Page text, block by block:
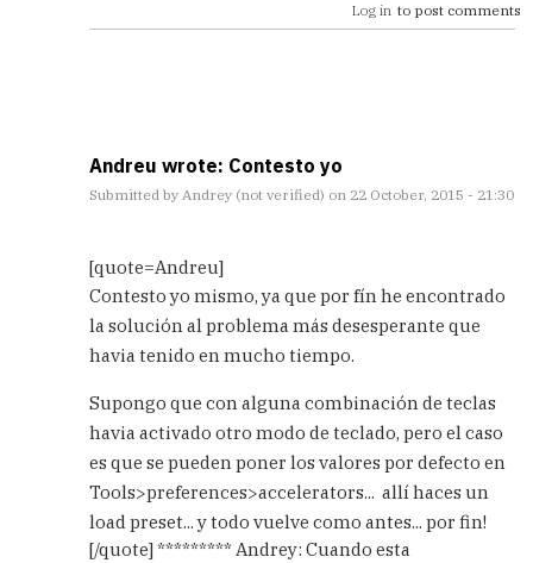
Log in to post comments
Andreu wrote: Contesto yo
Submitted by Andrey (not verified) on 22 October, 2015 - 21:30
reply
ya
está!
by
(not
Verified)
[quote=Andreu]
Contesto yo mismo, ya que por fín he encontrado
la solución al problema más desesperante que
havia tenido en mucho tiempo.
Supongo que con alguna combinación de teclas
havia activado otro modo de teclado, pero el caso
es que se pueden poner los valores por defecto en
Tools>preferences>accelerators... allí haces un
load preset... y todo vuelve como antes... por fin!
[/quote] ********* Andrey: Cuando esta